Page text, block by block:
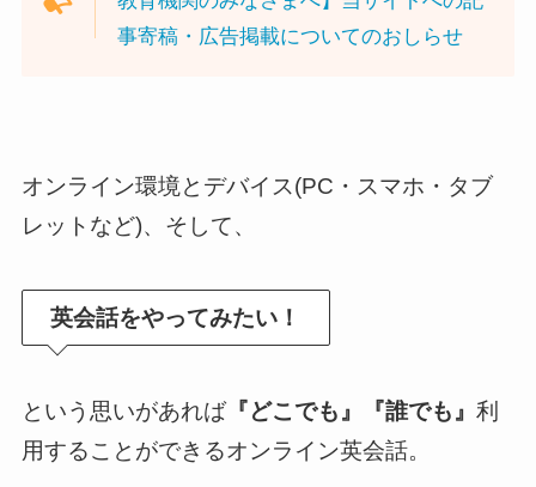
事寄稿・広告掲載についてのおしらせ
オンライン環境とデバイス(PC・スマホ・タブ
レットなど)、そして、
英会話をやってみたい！
という思いがあれば『どこでも』『誰でも』 利
用することができるオンライン英会話。